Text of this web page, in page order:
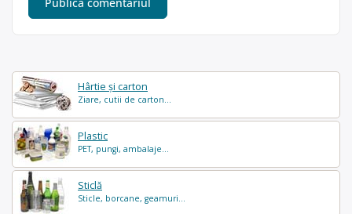
Hârtie și carton
Ziare, cutii de carton...
Plastic
PET, pungi, ambalaje...
Sticlă
Sticle, borcane, geamuri...